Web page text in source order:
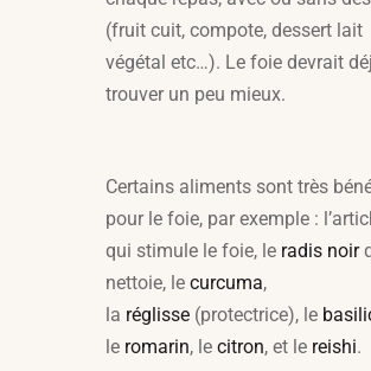
(fruit cuit, compote, dessert lait
végétal etc…). Le foie devrait
trouver un peu mieux.
Certains aliments sont très
pour le foie, par exemple :
qui stimule le foie, le radis noir
nettoie, le curcuma,
la réglisse (protectrice), le
le romarin, le citron, et le reishi.